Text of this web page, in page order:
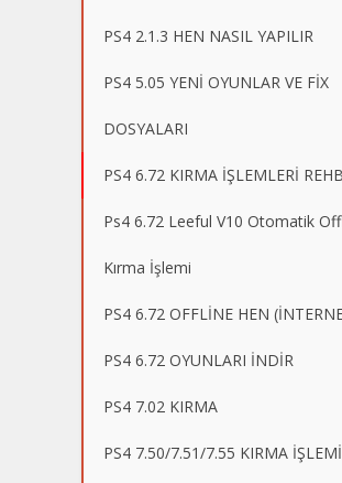
PS4 2.1.3 HEN NASIL YAPILIR
PS4 5.05 YENİ OYUNLAR VE FİX
DOSYALARI
PS4 6.72 KIRMA İŞLEMLERİ
Ps4 6.72 Leeful V10 Otomatik
Kırma İşlemi
PS4 6.72 OFFLİNE HEN
PS4 6.72 OYUNLARI İNDİR
PS4 7.02 KIRMA
PS4 7.50/7.51/7.55 KIRMA İŞLEMİ